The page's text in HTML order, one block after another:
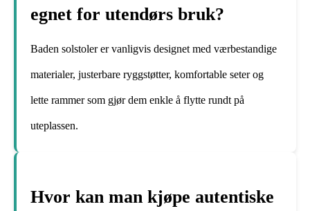
egnet for utendørs bruk?
Baden solstoler er vanligvis designet med værbestandige
materialer, justerbare ryggstøtter, komfortable seter og
lette rammer som gjør dem enkle å flytte rundt på
uteplassen.
Hvor kan man kjøpe autentiske